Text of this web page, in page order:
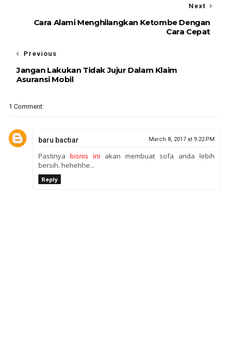
Next
Cara Alami Menghilangkan Ketombe Dengan
Cara Cepat
Previous
Jangan Lakukan Tidak Jujur Dalam Klaim
Asuransi Mobil
1 Comment:
baru bactiar March 8, 2017 at 9:22 PM
Pastinya bisnis ini akan membuat sofa anda lebih
bersih. hehehhe...
Reply